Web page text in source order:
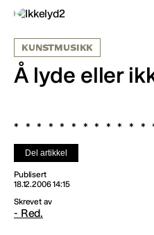
KUNSTMUSIKK
Å lyde eller
Del artikkel
Publisert
18.12.2006 14:15
Skrevet av
- Red.